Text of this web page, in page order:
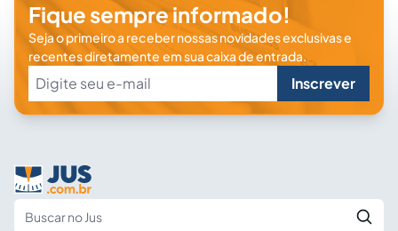
Fique sempre informado!
Seja o primeiro a receber nossas novidades exclusivas e
recentes diretamente em sua caixa de entrada.
Inscrever